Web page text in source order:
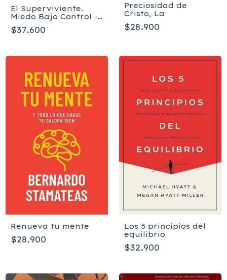
El Superviviente.
Miedo Bajo Control -
Carlos Vico Gimenez
$37.600
Preciosidad de
Cristo, La
$28.900
Renueva tu mente
$28.900
Los 5 principios del
equilibrio
$32.900